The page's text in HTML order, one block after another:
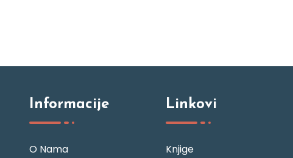
Informacije
O Nama
Linkovi
Knjige